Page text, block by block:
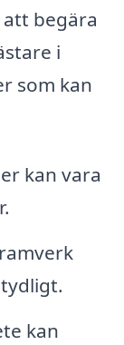
begära
i
som kan
kan vara
kan